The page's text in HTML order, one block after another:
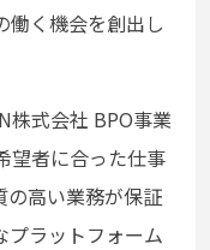
働く機会を創出し
株式会社 BPO事業
望者に合った仕事
の高い業務が保証
プラットフォーム